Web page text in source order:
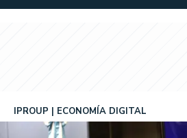
IPROUP ECONOMÍA DIGITAL